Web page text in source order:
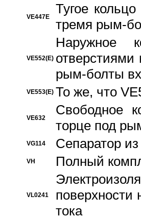
VE447E
Тугое
тремя рым-
VE552(E)
Наружное
рым-болты
VE553(E) То же, что
VE632
Свободное
торце под
VG114 Сепаратор
VH Полный
VL0241
поверхности
тока